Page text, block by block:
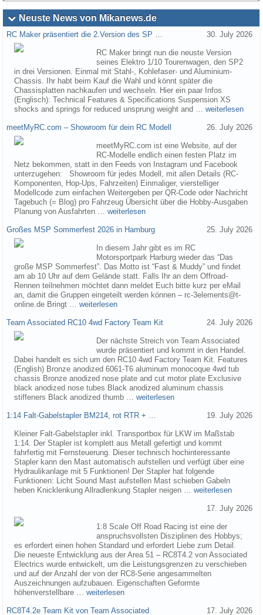
Neuste News von Mikanews.de
RC Maker präsentiert die 2.Version des SP … 30. July 2026
RC Maker bringt nun die neuste Version
seines Elektro 1/10 Tourenwagen, den SP2
in drei Versionen. Einmal mit Stahl-, Kohlefaser- und Aluminium-
Chassis. Ihr habt beim Kauf die Wahl und könnt später die
Chassisplatten nachkaufen und wechseln. Hier ein paar Infos
(Englisch): Technical Features & Specifications Suspension XS
shocks and springs for reduced unsprung weight and … weiterlesen
meetMyRC.com – Showroom für dein RC Modell 26. July 2026
meetMyRC.com ist eine Website, auf der
RC-Modelle endlich einen festen Platz im
Netz bekommen, statt in den Feeds von Instagram und Facebook
unterzugehen: Showroom für jedes Modell, mit allen Details (RC-
Komponenten, Hop-Ups, Fahrzeiten) Einmaliger, vierstelliger
Modellcode zum einfachen Weitergeben per QR-Code oder Nachricht
Tagebuch (= Blog) pro Fahrzeug Übersicht über die Hobby-Ausgaben
Planung von Ausfahrten … weiterlesen
Großes MSP Sommerfest 2026 in Hamburg 25. July 2026
In diesem Jahr gibt es im RC
Motorsportpark Harburg wieder das “Das
große MSP Sommerfest”. Das Motto ist “Fast & Muddy” und findet
am ab 10 Uhr auf dem Gelände statt. Falls Ihr an dem Offroad-
Rennen teilnehmen möchtet dann meldet Euch bitte kurz per eMail
an, damit die Gruppen eingeteilt werden können – rc-3elements@t-
online.de Bringt … weiterlesen
Team Associated RC10 4wd Factory Team Kit 24. July 2026
Der nächste Streich von Team Associated
wurde präsentiert und kommt in den Handel.
Dabei handelt es sich um den RC10 4wd Factory Team Kit. Features
(English) Bronze anodized 6061-T6 aluminum monocoque 4wd tub
chassis Bronze anodized nose plate and cut motor plate Exclusive
black anodized nose tubes Black anodized aluminum chassis
stiffeners Black anodized thumb … weiterlesen
1:14 Falt-Gabelstapler BM214, rot RTR + … 19. July 2026
Kleiner Falt-Gabelstapler inkl. Transportbox für LKW im Maßstab
1:14. Der Stapler ist komplett aus Metall gefertigt und kommt
fahrfertig mit Fernsteuerung. Dieser technisch hochinteressante
Stapler kann den Mast automatisch aufstellen und verfügt über eine
Hydraulikanlage mit 5 Funktionen! Der Stapler hat folgende
Funktionen: Licht Sound Mast aufstellen Mast schieben Gabeln
heben Knicklenkung Allradlenkung Stapler neigen … weiterlesen
17. July 2026
1:8 Scale Off Road Racing ist eine der
anspruchsvollsten Disziplinen des Hobbys;
es erfordert einen hohen Standard und erfordert Liebe zum Detail.
Die neueste Entwicklung aus der Area 51 – RC8T4.2 von Associated
Electrics wurde entwickelt, um die Leistungsgrenzen zu verschieben
und auf der Anzahl der von der RC8-Serie angesammelten
Auszeichnungen aufzubauen. Eigenschaften Geformte
höhenverstellbare … weiterlesen
RC8T4.2e Team Kit von Team Associated 17. July 2026